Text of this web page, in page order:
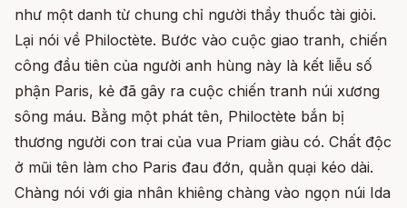
như một danh từ chung chỉ người thầy thuốc tài giỏi.
Lại nói về Philoctète. Bước vào cuộc giao tranh, chiến
công đầu tiên của người anh hùng này là kết liễu số
phận Paris, kẻ đã gây ra cuộc chiến tranh núi xương
sông máu. Bằng một phát tên, Philoctète bắn bị
thương người con trai của vua Priam giàu có. Chất độc
ở mũi tên làm cho Paris đau đớn, quằn quại kéo dài.
Chàng nói với gia nhân khiêng chàng vào ngọn núi Ida